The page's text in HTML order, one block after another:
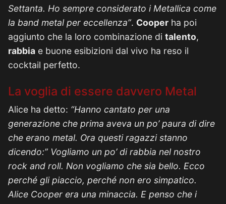
Settanta. Ho sempre considerato i Metallica come
la band metal per eccellenza”. Cooper ha poi
aggiunto che la loro combinazione di talento,
rabbia e buone esibizioni dal vivo ha reso il
cocktail perfetto.
La voglia di essere davvero Metal
Alice ha detto: “Hanno cantato per una
generazione che prima aveva un po’ paura di dire
che erano metal. Ora questi ragazzi stanno
dicendo:” Vogliamo un po’ di rabbia nel nostro
rock and roll. Non vogliamo che sia bello. Ecco
perché gli piaccio, perché non ero simpatico.
Alice Cooper era una minaccia. E penso che i